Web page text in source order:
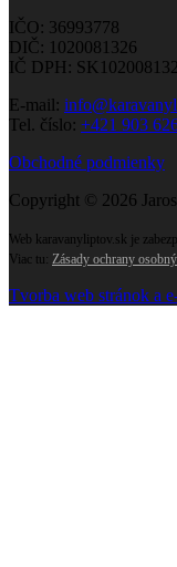
IČO: 36993778
DIČ: 1020081326
IČ DPH:
E-mail:
Tel. číslo: +421 903
Obchodné podmienky
Copyright © 2026
Web karavanyliptov.sk je
Viac tu: Zásady ochrany
Tvorba web stránok a